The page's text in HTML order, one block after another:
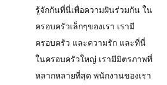
รู้จักกันที่นี่เพื่อความฝันร่วมกัน ใน
ครอบครัวเล็กๆของเรา เรามี
ครอบครัว และความรัก และที่นี่
ในครอบครัวใหญ่ เรามีมิตรภาพที่
หลากหลายที่สุด พนักงานของเรา